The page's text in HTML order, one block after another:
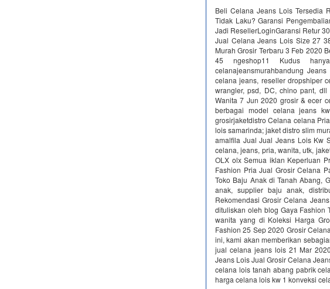
Beli Celana Jeans Lois Tersedia
Tidak Laku? Garansi
Jadi ResellerLoginGaransi Retur
Jual Celana Jeans Lois Size 27
Murah Grosir Terbaru 3 Feb 2020
45 ngeshop11 Kudus
celanajeansmurahbandung
celana jeans, reseller dropshiper
wrangler, psd, DC, chino pant,
Wanita 7 Jun 2020 grosir & ecer
berbagai model celana jeans
grosirjaketdistro Celana celana
lois samarinda; jaket distro slim
amalfila Jual Jual Jeans Lois Kw
celana, jeans, pria, wanita, utk,
OLX olx Semua iklan Keperluan
Fashion Pria Jual Grosir Celana
Toko Baju Anak di Tanah Abang,
anak, supplier baju anak,
Rekomendasi Grosir Celana
dituliskan oleh blog Gaya Fashion
wanita yang di Koleksi Harga
Fashion 25 Sep 2020 Grosir
ini, kami akan memberikan
jual celana jeans lois 21 Mar
Jeans Lois Jual Grosir Celana
celana lois tanah abang pabrik
harga celana lois kw 1 konveksi